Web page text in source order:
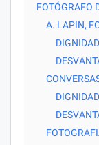
FOTÓGRAFO
A. LAPIN,